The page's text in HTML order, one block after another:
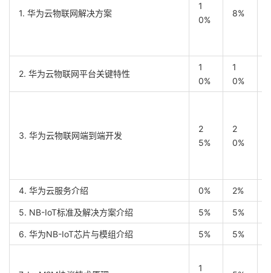
1. 华为云物联网解决方案
1
0%
8%
2. 华为云物联网平台关键特性
1
0%
1
0%
3. 华为云物联网端到端开发
2
5%
2
0%
4. 华为云服务介绍 0% 2%
5. NB-IoT标准及解决方案介绍 5% 5%
6. 华为NB-IoT芯片与模组介绍 5% 5%
1